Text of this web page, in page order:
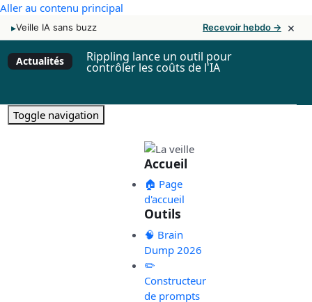
Aller au contenu principal
▸Veille IA sans buzz Recevoir hebdo → ×
Actualités Rippling lance un outil pour
contrôler les coûts de l'IA
Toggle navigation
Accueil
🏠 Page
d'accueil
Outils
🧠 Brain
Dump 2026
✏️
Constructeur
de prompts